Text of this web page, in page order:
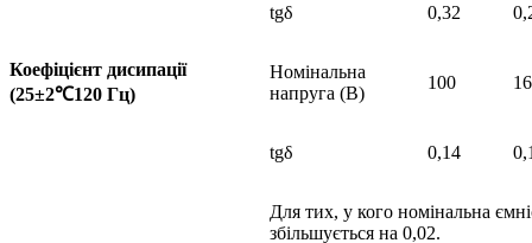
Коефіцієнт дисипації
(25±2℃120 Гц)
tgδ 0,32
Номінальна
напруга (В)
100
tgδ 0,14
Для тих, у кого номінальна
збільшується на 0,02.